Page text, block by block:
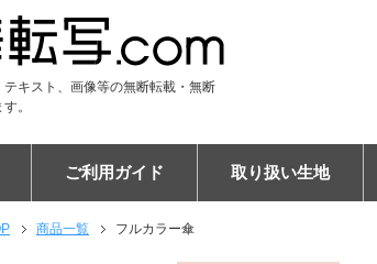
テキスト、画像等の無断転載・無断
。
ツャツ
ー
ムット
貨
ト
ンケット
ル
グ
ック
ットケース
バッグ
ェット
ルダー
ド
ー
インテリア
ナリー
ご利用ガイド
ご注文の流れ
納期について
割引キャンペーン
EC販売向けサポートプラン
キャンセルについて
専門用語集
昇華転写印刷とは
お客様の声
布プリントの比較
エンドレス柄の作り方
よくある質問
会社概要
取り扱い生地
商品一覧 フルカラー傘